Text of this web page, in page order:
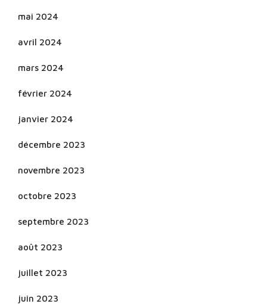
mai 2024
avril 2024
mars 2024
février 2024
janvier 2024
décembre 2023
novembre 2023
octobre 2023
septembre 2023
août 2023
juillet 2023
juin 2023